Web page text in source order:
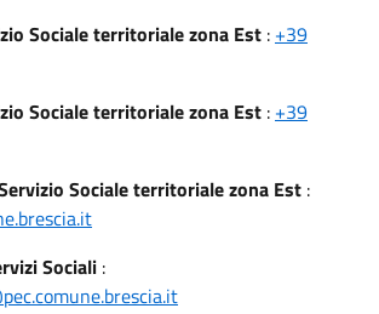
Sociale territoriale zona Est : +39
Sociale territoriale zona Est : +39
Sociale territoriale zona Est :
Sociali :